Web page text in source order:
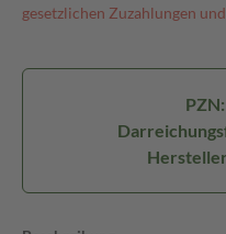
gesetzlichen Zuzahlungen